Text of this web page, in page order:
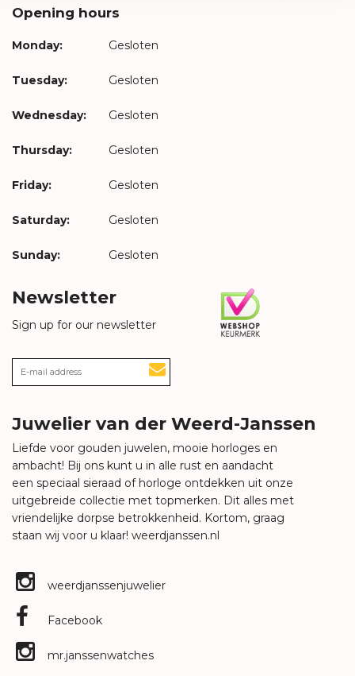
Opening hours
Monday: Gesloten
Tuesday: Gesloten
Wednesday: Gesloten
Thursday: Gesloten
Friday: Gesloten
Saturday: Gesloten
Sunday: Gesloten
Newsletter
Sign up for our newsletter
Juwelier van der Weerd-Janssen
Liefde voor gouden juwelen, mooie horloges en
ambacht! Bij ons kunt u in alle rust en aandacht
een speciaal sieraad of horloge ontdekken uit onze
uitgebreide collectie met topmerken. Dit alles met
vriendelijke dorpse betrokkenheid. Kortom, graag
staan wij voor u klaar! weerdjanssen.nl
weerdjanssenjuwelier
Facebook
mr.janssenwatches